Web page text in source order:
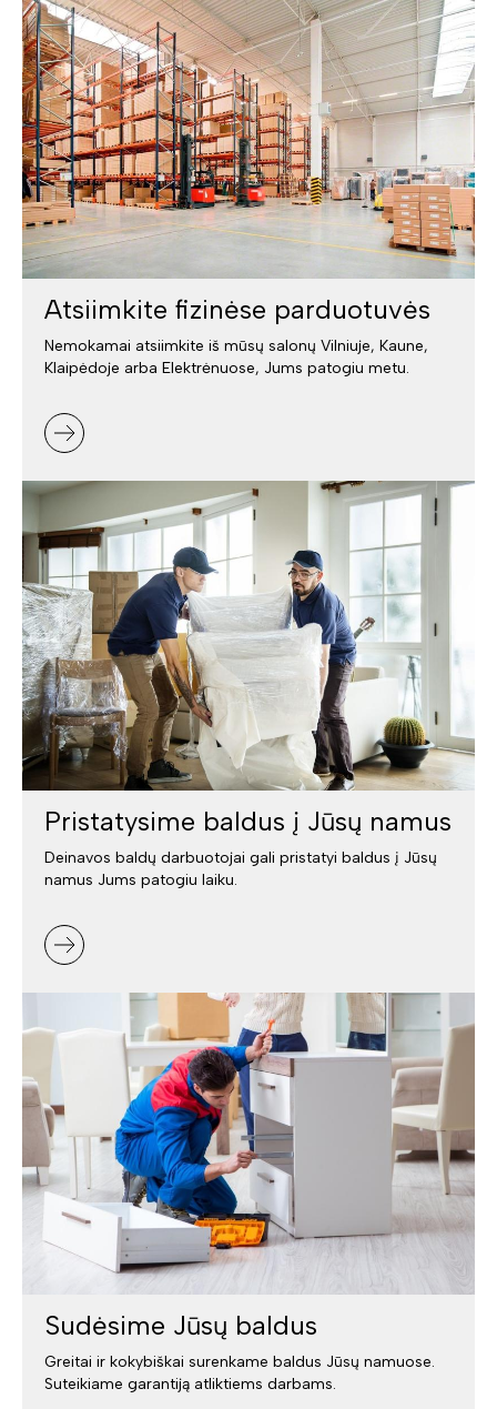
Atsiimkite fizinėse parduotuvės
Nemokamai atsiimkite iš mūsų salonų Vilniuje, Kaune,
Klaipėdoje arba Elektrėnuose, Jums patogiu metu.
Pristatysime baldus į Jūsų namus
Deinavos baldų darbuotojai gali pristatyi baldus į Jūsų
namus Jums patogiu laiku.
Sudėsime Jūsų baldus
Greitai ir kokybiškai surenkame baldus Jūsų namuose.
Suteikiame garantiją atliktiems darbams.